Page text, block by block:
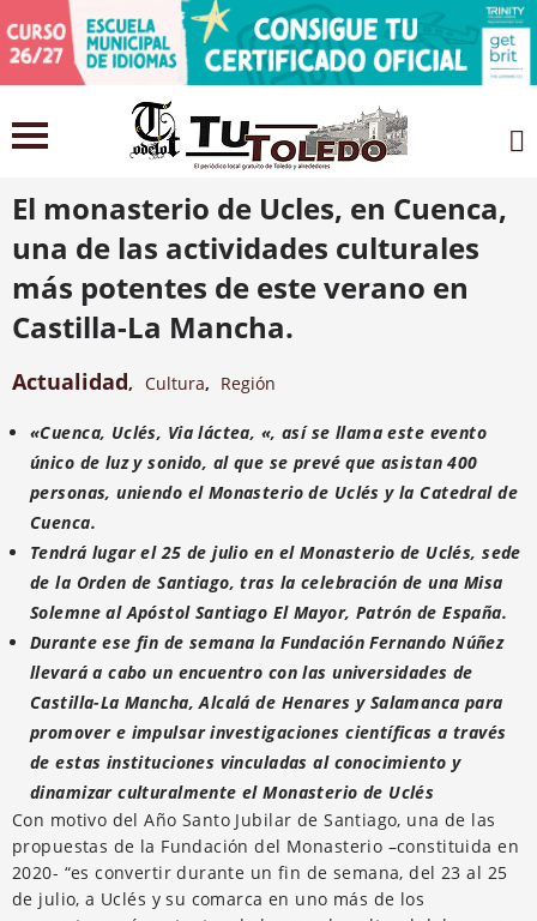
19 julio 2021
El monasterio de Ucles, en Cuenca,
una de las actividades culturales
más potentes de este verano en
Castilla-La Mancha.
Actualidad, Cultura, Región
«Cuenca, Uclés, Via láctea, «, así se llama este evento
único de luz y sonido, al que se prevé que asistan 400
personas, uniendo el Monasterio de Uclés y la Catedral de
Cuenca.
Tendrá lugar el 25 de julio en el Monasterio de Uclés, sede
de la Orden de Santiago, tras la celebración de una Misa
Solemne al Apóstol Santiago El Mayor, Patrón de España.
Durante ese fin de semana la Fundación Fernando Núñez
llevará a cabo un encuentro con las universidades de
Castilla-La Mancha, Alcalá de Henares y Salamanca para
promover e impulsar investigaciones científicas a través
de estas instituciones vinculadas al conocimiento y
dinamizar culturalmente el Monasterio de Uclés
Con motivo del Año Santo Jubilar de Santiago, una de las
propuestas de la Fundación del Monasterio –constituida en
2020- “es convertir durante un fin de semana, del 23 al 25
de julio, a Uclés y su comarca en uno más de los